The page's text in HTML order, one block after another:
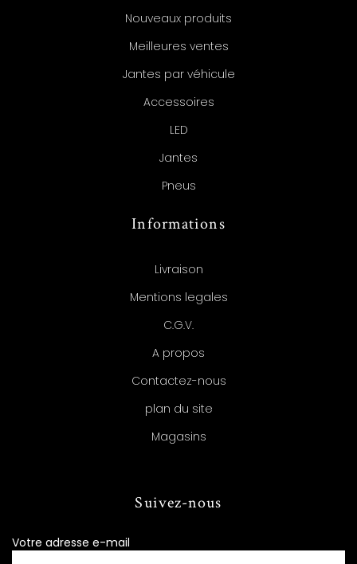
Nouveaux produits
Meilleures ventes
Jantes par véhicule
Accessoires
LED
Jantes
Pneus
Informations
Livraison
Mentions legales
C.G.V.
A propos
Contactez-nous
plan du site
Magasins
Suivez-nous
Votre adresse e-mail